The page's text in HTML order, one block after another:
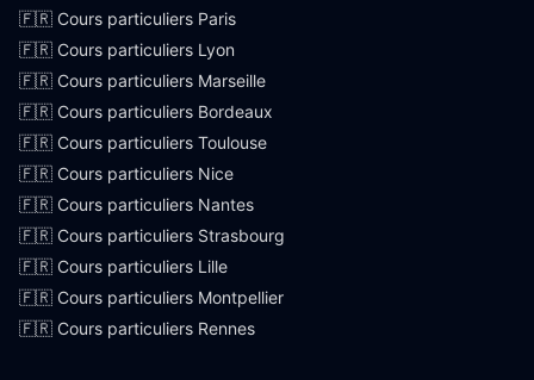
🇫🇷 Cours particuliers Paris
🇫🇷 Cours particuliers Lyon
🇫🇷 Cours particuliers Marseille
🇫🇷 Cours particuliers Bordeaux
🇫🇷 Cours particuliers Toulouse
🇫🇷 Cours particuliers Nice
🇫🇷 Cours particuliers Nantes
🇫🇷 Cours particuliers Strasbourg
🇫🇷 Cours particuliers Lille
🇫🇷 Cours particuliers Montpellier
🇫🇷 Cours particuliers Rennes